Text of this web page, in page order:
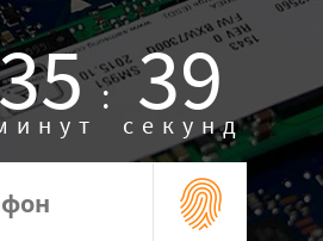
: 38
секунд